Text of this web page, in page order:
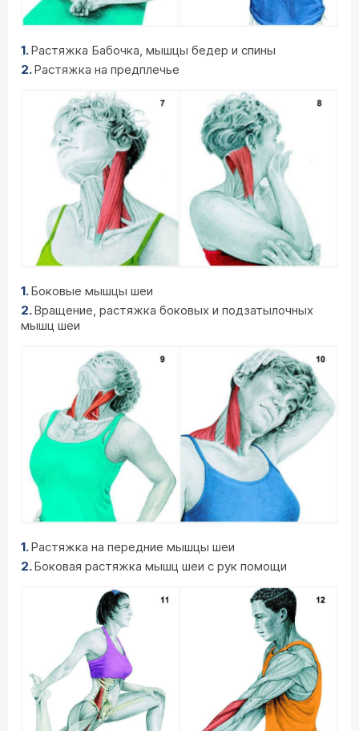
Растяжка Бабочка, мышцы бедер и спины
Растяжка на предплечье
Боковые мышцы шеи
Вращение, растяжка боковых и подзатылочных
мышц шеи
Растяжка на передние мышцы шеи
Боковая растяжка мышц шеи с рук помощи